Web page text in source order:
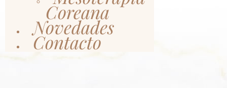
Coreana
Novedades
Contacto